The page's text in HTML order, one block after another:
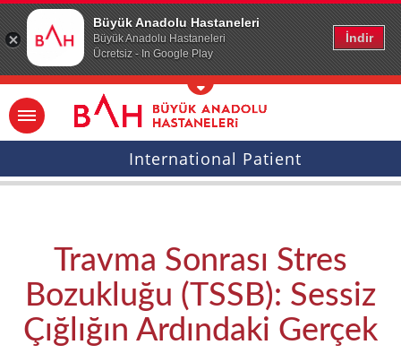
Büyük Anadolu Hastaneleri
Büyük Anadolu Hastaneleri
Ücretsiz - In Google Play
İndir
Ana icerige atla
International Patient
Travma Sonrası Stres
Bozukluğu (TSSB): Sessiz
Çığlığın Ardındaki Gerçek